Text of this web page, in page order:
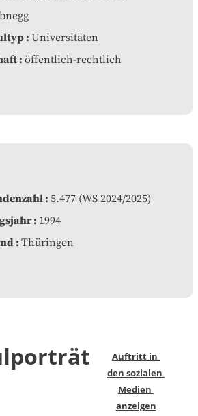
Universitäten
öffentlich-rechtlich
5.477 (WS 2024/2025)
1994
Thüringen
Auftritt in
den sozialen
Medien
anzeigen